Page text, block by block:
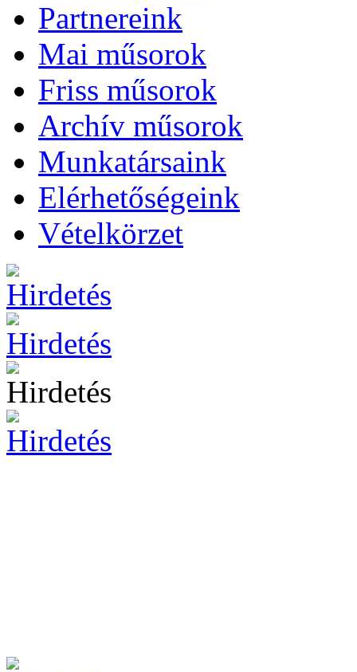
Partnereink
Mai műsorok
Friss műsorok
Archív műsorok
Munkatársaink
Elérhetőségeink
Vételkörzet